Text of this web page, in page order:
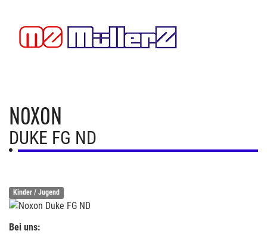
NOXON
DUKE FG ND
Kinder / Jugend
Bei uns: